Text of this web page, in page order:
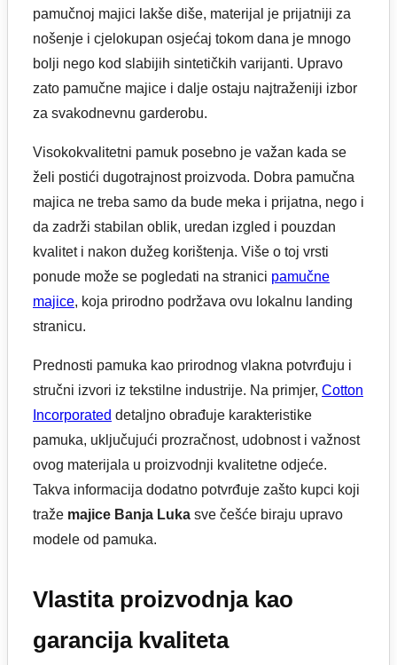
pamučnoj majici lakše diše, materijal je prijatniji za
nošenje i cjelokupan osjećaj tokom dana je mnogo
bolji nego kod slabijih sintetičkih varijanti. Upravo
zato pamučne majice i dalje ostaju najtraženiji izbor
za svakodnevnu garderobu.
Visokokvalitetni pamuk posebno je važan kada se
želi postići dugotrajnost proizvoda. Dobra pamučna
majica ne treba samo da bude meka i prijatna, nego i
da zadrži stabilan oblik, uredan izgled i pouzdan
kvalitet i nakon dužeg korištenja. Više o toj vrsti
ponude može se pogledati na stranici pamučne
majice, koja prirodno podržava ovu lokalnu landing
stranicu.
Prednosti pamuka kao prirodnog vlakna potvrđuju i
stručni izvori iz tekstilne industrije. Na primjer, Cotton
Incorporated detaljno obrađuje karakteristike
pamuka, uključujući prozračnost, udobnost i važnost
ovog materijala u proizvodnji kvalitetne odjeće.
Takva informacija dodatno potvrđuje zašto kupci koji
traže majice Banja Luka sve češće biraju upravo
modele od pamuka.
Vlastita proizvodnja kao
garancija kvaliteta